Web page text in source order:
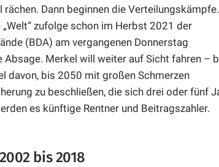
Dann beginnen die Verteilungskämpfe.
zufolge schon im Herbst 2021 der
(BDA) am vergangenen Donnerstag
Merkel will weiter auf Sicht fahren –
davon, bis 2050 mit großen Schmerzen
zu beschließen, die sich drei oder fünf
es künftige Rentner und Beitragszahler.
bis 2018